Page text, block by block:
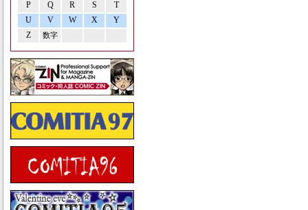
P Q R S
T
U
V W X
Y
Z
数字